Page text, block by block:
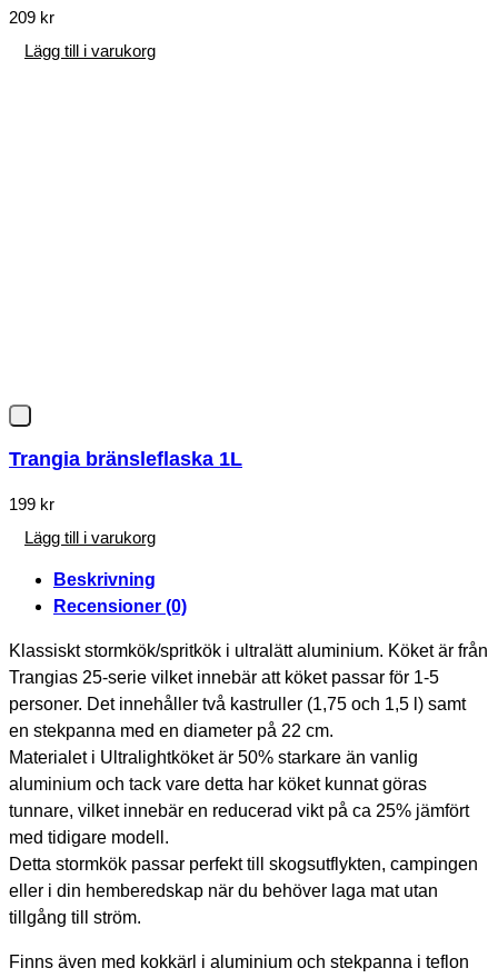
209 kr
Lägg till i varukorg
Trangia bränsleflaska 1L
199 kr
Lägg till i varukorg
Beskrivning
Recensioner (0)
Klassiskt stormkök/spritkök i ultralätt aluminium. Köket är från
Trangias 25-serie vilket innebär att köket passar för 1-5
personer. Det innehåller två kastruller (1,75 och 1,5 l) samt
en stekpanna med en diameter på 22 cm.
Materialet i Ultralightköket är 50% starkare än vanlig
aluminium och tack vare detta har köket kunnat göras
tunnare, vilket innebär en reducerad vikt på ca 25% jämfört
med tidigare modell.
Detta stormkök passar perfekt till skogsutflykten, campingen
eller i din hemberedskap när du behöver laga mat utan
tillgång till ström.
Finns även med kokkärl i aluminium och stekpanna i teflon